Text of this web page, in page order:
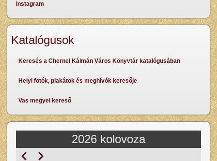
Instagram
Katalógusok
Keresés a Chernel Kálmán Város Könyvtár katalógusában
Helyi fotók, plakátok és meghívók keresője
Vas megyei kereső
2026 kolovoza
Pagination
PrethodnaSljedeći